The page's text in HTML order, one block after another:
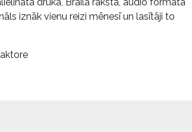
iznāk vienu reizi mēnesī un lasītāji to